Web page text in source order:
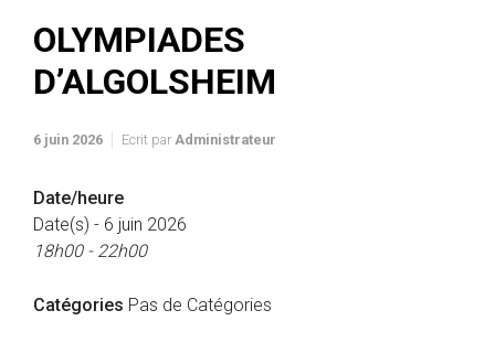
OLYMPIADES
D’ALGOLSHEIM
6 juin 2026 Ecrit par Administrateur
Date/heure
Date(s) - 6 juin 2026
18h00 - 22h00
Catégories Pas de Catégories